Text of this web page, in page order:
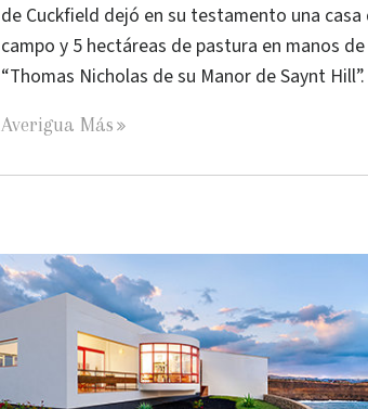
de Cuckfield dejó en su testamento una casa
campo y 5 hectáreas de pastura en manos de
“Thomas Nicholas de su Manor de Saynt Hill”.
Averigua Más